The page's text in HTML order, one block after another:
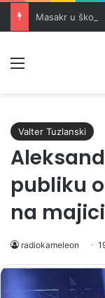
Valter Tuzlanski
publiku
na majici
radiokameleon